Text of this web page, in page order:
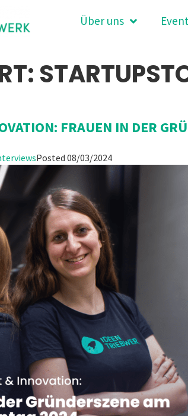
Über uns
FRAUEN IN DER
Posted 08/03/2024